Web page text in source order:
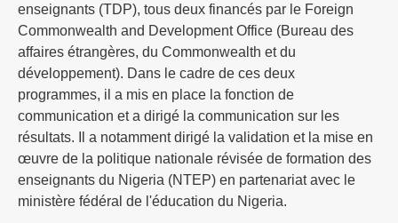
enseignants (TDP), tous deux financés par le Foreign
Commonwealth and Development Office (Bureau des
affaires étrangères, du Commonwealth et du
développement). Dans le cadre de ces deux
programmes, il a mis en place la fonction de
communication et a dirigé la communication sur les
résultats. Il a notamment dirigé la validation et la mise en
œuvre de la politique nationale révisée de formation des
enseignants du Nigeria (NTEP) en partenariat avec le
ministère fédéral de l'éducation du Nigeria.